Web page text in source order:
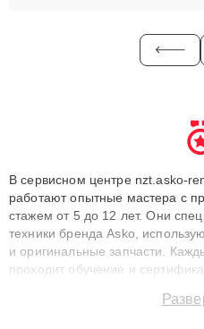
В сервисном центре nzt.asko-
работают опытные мастера с
стажем от 5 до 12 лет. Они
техники бренда Asko,
и оригинальные запчасти.
проходит обучение и
сохранением гарантии до 3